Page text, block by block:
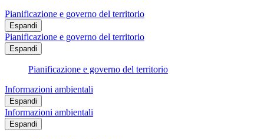
Pianificazione e governo del territorio
Espandi
Pianificazione e governo del territorio
Espandi
Pianificazione e governo del territorio
Informazioni ambientali
Espandi
Informazioni ambientali
Espandi